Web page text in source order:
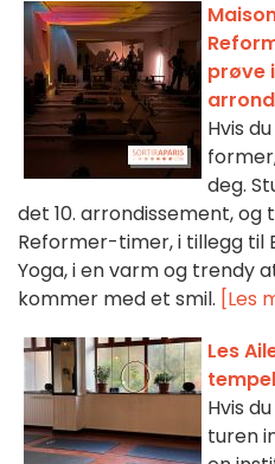
prøve
Hvis
deg.
det 10. arrondissement, og
Reformer-timer, i tillegg til
Yoga, i en varm og trendy
kommer med et smil. [Les
Les
Hvis
turen